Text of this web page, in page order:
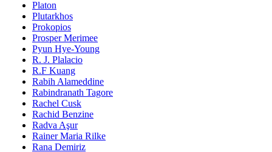
Platon
Plutarkhos
Prokopios
Prosper Merimee
Pyun Hye-Young
R. J. Plalacio
R.F Kuang
Rabih Alameddine
Rabindranath Tagore
Rachel Cusk
Rachid Benzine
Radva Aşur
Rainer Maria Rilke
Rana Demiriz